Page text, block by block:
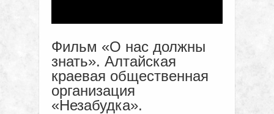
Фильм «О нас должны
знать». Алтайская
краевая общественная
организация
«Незабудка».